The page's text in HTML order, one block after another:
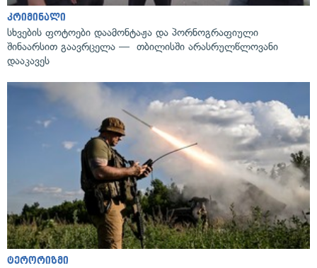
კრიმინალი
სხვების ფოტოები დაამონტაჟა და პორნოგრაფიული
შინაარსით გაავრცელა — თბილისში არასრულწლოვანი
დააკავეს
ტერორიზმი